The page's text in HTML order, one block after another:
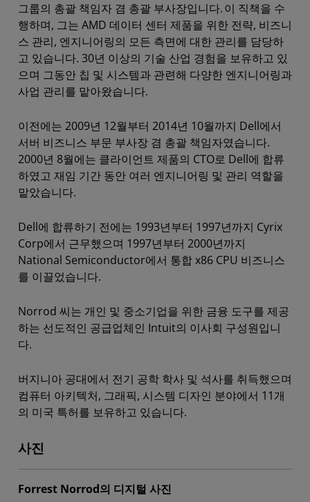
그룹의 총괄 책임자 겸 총괄 부사장입니다. 이 직책을 수
행하며, 그는 AMD 데이터 센터 제품을 위한 전략, 비즈니
스 관리, 엔지니어링의 모든 측면에 대한 관리를 담당하
고 있습니다. 30년 이상의 기술 산업 경험을 보유하고 있
으며 그동안 칩 및 시스템과 관련해 다양한 엔지니어링과
사업 관리를 맡아왔습니다.
이전에는 2009년 12월부터 2014년 10월까지 Dell에서
서버 비즈니스 부문 부사장 겸 총괄 책임자였습니다.
2000년 8월에는 클라이언트 제품의 CTO로 Dell에 합류
하였고 재임 기간 동안 여러 엔지니어링 및 관리 역할을
맡았습니다.
Dell에 합류하기 전에는 1993년부터 1997년까지 Cyrix
Corp에서 근무했으며 1997년부터 2000년까지
National Semiconductor에서 통합 x86 CPU 비즈니스
를 이끌었습니다.
Norrod 씨는 개인 및 중소기업을 위한 금융 도구를 제공
하는 선도적인 공급업체인 Intuit의 이사회 구성원입니
다.
버지니아 공대에서 전기 공학 학사 및 석사를 취득했으며
컴퓨터 아키텍처, 그래픽, 시스템 디자인 분야에서 11개
의 미국 특허를 보유하고 있습니다.
사진
Forrest Norrod의 디지털 사진